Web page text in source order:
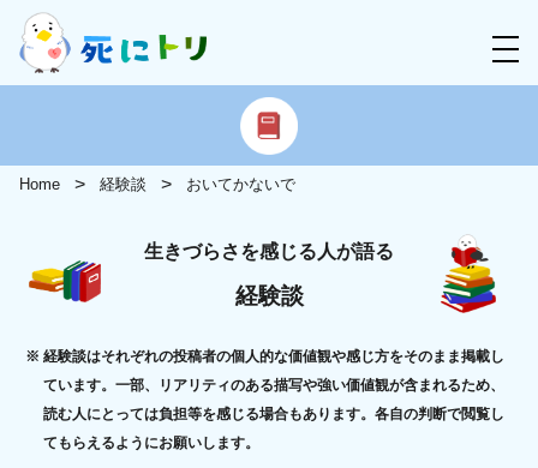
Home 経験談 おいてかないで
生きづらさを感じる人が語る
経験談
経験談はそれぞれの投稿者の個人的な価値観や感じ方をそのまま掲載し
ています。一部、リアリティのある描写や強い価値観が含まれるため、
読む人にとっては負担等を感じる場合もあります。各自の判断で閲覧し
てもらえるようにお願いします。